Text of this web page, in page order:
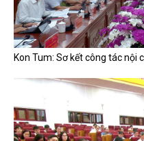
Kon Tum: Sơ kết công tác nội